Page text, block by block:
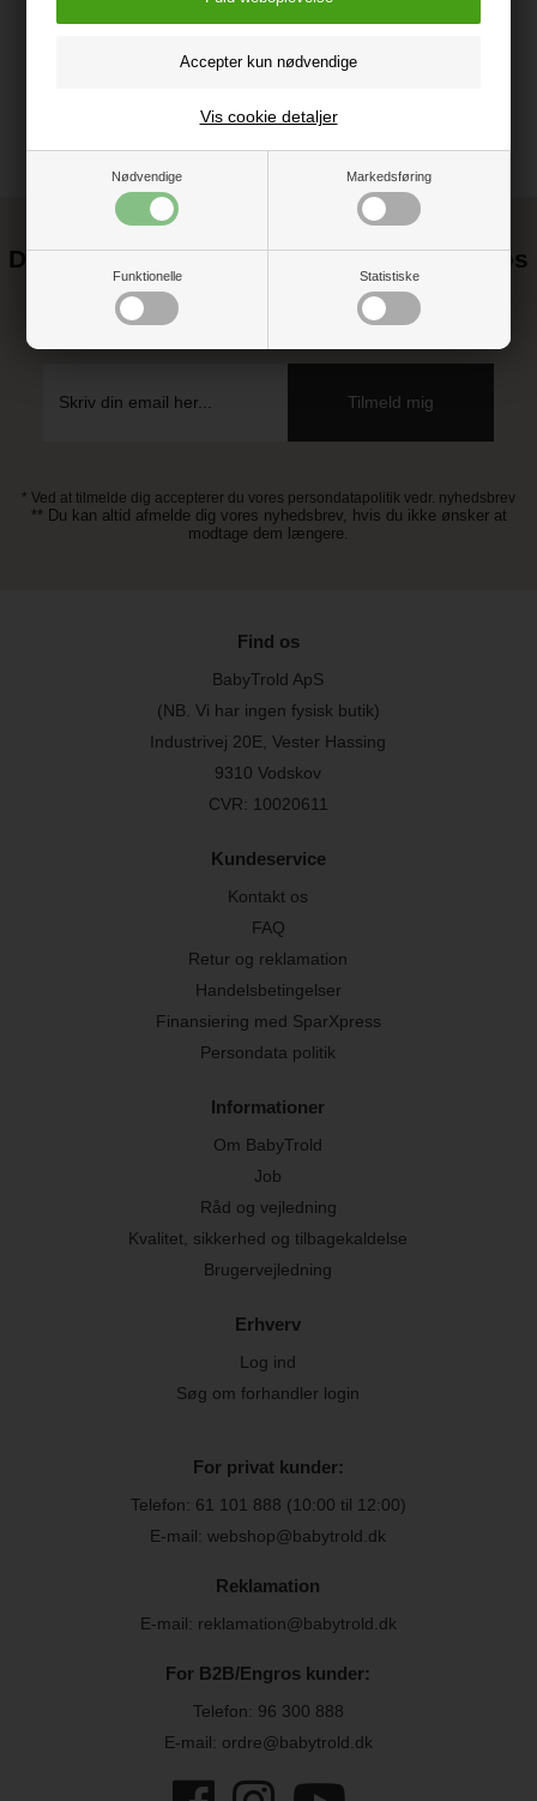
Nødvendige Markedsføring
Funktionelle Statistiske
Vis cookie detaljer
Vejledning
Det kan blive endnu billigere at handle hos
Tilmeld dig vores nyhedsbrev og gå ikke glip af gode tilbud
* Ved at tilmelde dig accepterer du vores persondatapolitik vedr. nyhedsbrev
** Du kan altid afmelde dig vores nyhedsbrev, hvis du ikke ønsker at
modtage dem længere.
Find os
BabyTrold ApS
(NB. Vi har ingen fysisk butik)
Industrivej 20E, Vester Hassing
9310 Vodskov
CVR: 10020611
Kundeservice
Kontakt os
FAQ
Retur og reklamation
Handelsbetingelser
Finansiering med SparXpress
Persondata politik
Informationer
Om BabyTrold
Job
Råd og vejledning
Kvalitet, sikkerhed og tilbagekaldelse
Brugervejledning
Erhverv
Log ind
Søg om forhandler login
For privat kunder:
Telefon: 61 101 888 (10:00 til 12:00)
E-mail: webshop@babytrold.dk
Reklamation
E-mail: reklamation@babytrold.dk
For B2B/Engros kunder:
Telefon: 96 300 888
E-mail: ordre@babytrold.dk